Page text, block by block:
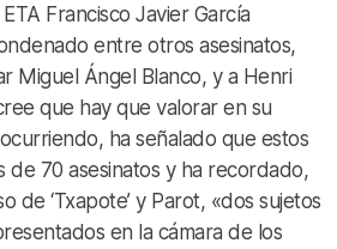
Francisco Javier García
entre otros asesinatos,
Miguel Ángel Blanco, y a Henri
que hay que valorar en su
ha señalado que estos
de 70 asesinatos y ha recordado,
de ‘Txapote’ y Parot, «dos sujetos
en la cámara de los